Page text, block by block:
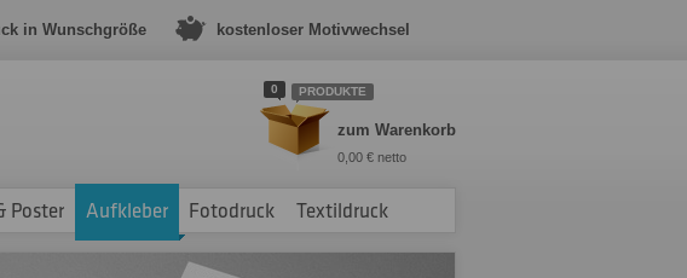
in Wunschgröße kostenloser Motivwechsel
0 PRODUKTE
zum Warenkorb
0,00 € netto
Poster Aufkleber Fotodruck Textildruck